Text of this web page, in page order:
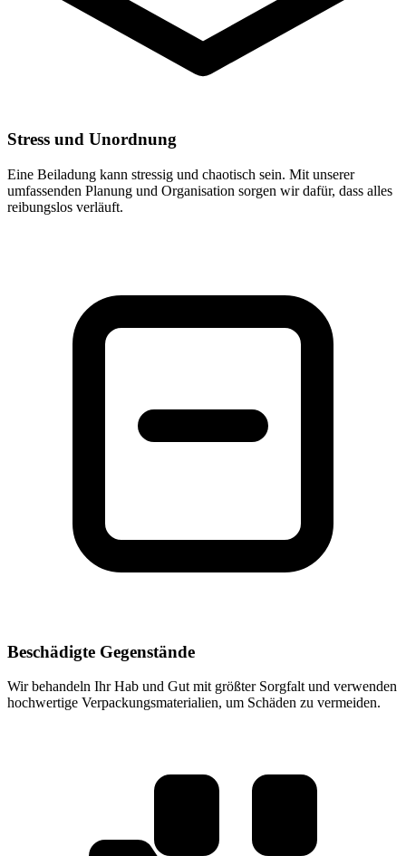
Stress und Unordnung
Eine Beiladung kann stressig und chaotisch sein. Mit unserer
umfassenden Planung und Organisation sorgen wir dafür, dass alles
reibungslos verläuft.
Beschädigte Gegenstände
Wir behandeln Ihr Hab und Gut mit größter Sorgfalt und verwenden
hochwertige Verpackungsmaterialien, um Schäden zu vermeiden.